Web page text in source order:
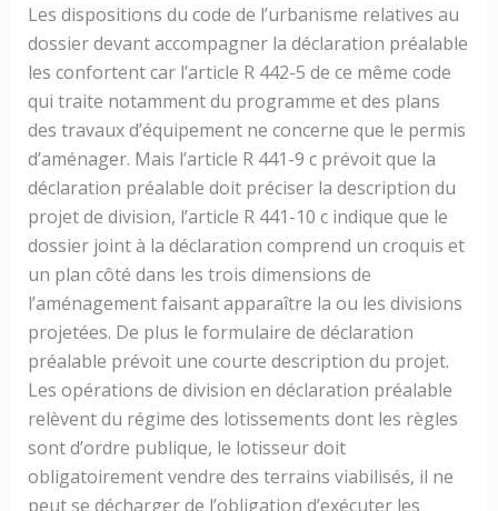
Les dispositions du code de l’urbanisme relatives au
dossier devant accompagner la déclaration préalable
les confortent car l’article R 442-5 de ce même code
qui traite notamment du programme et des plans
des travaux d’équipement ne concerne que le permis
d’aménager. Mais l’article R 441-9 c prévoit que la
déclaration préalable doit préciser la description du
projet de division, l’article R 441-10 c indique que le
dossier joint à la déclaration comprend un croquis et
un plan côté dans les trois dimensions de
l’aménagement faisant apparaître la ou les divisions
projetées. De plus le formulaire de déclaration
préalable prévoit une courte description du projet.
Les opérations de division en déclaration préalable
relèvent du régime des lotissements dont les règles
sont d’ordre publique, le lotisseur doit
obligatoirement vendre des terrains viabilisés, il ne
peut se décharger de l’obligation d’exécuter les